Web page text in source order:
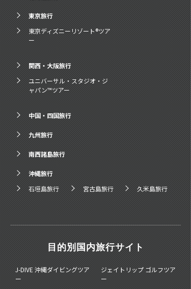
東京旅行
東京ディズニーリゾート®ツア
ー
関西・大阪旅行
ユニバーサル・スタジオ・ジ
ャパン™ツアー
中国・四国旅行
九州旅行
南西諸島旅行
沖縄旅行
石垣島旅行
宮古島旅行 久米島旅行
目的別国内旅行サイト
J-DIVE 沖縄ダイビングツア
ー
ジェイトリップ ゴルフツア
ー